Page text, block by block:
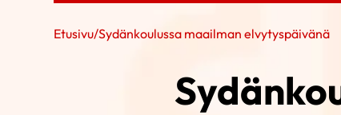
Etusivu/Sydänkoulussa maailman elvytyspäivänä